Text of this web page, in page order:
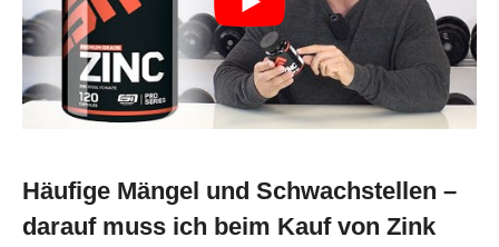
Häufige Mängel und Schwachstellen –
darauf muss ich beim Kauf von Zink